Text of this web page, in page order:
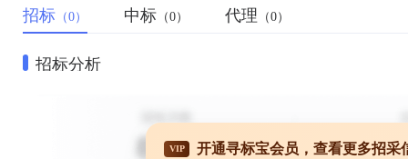
招标 （0） 中标 （0） 代理 （0）
招标分析
VIP 开通寻标宝会员，查看更多招采